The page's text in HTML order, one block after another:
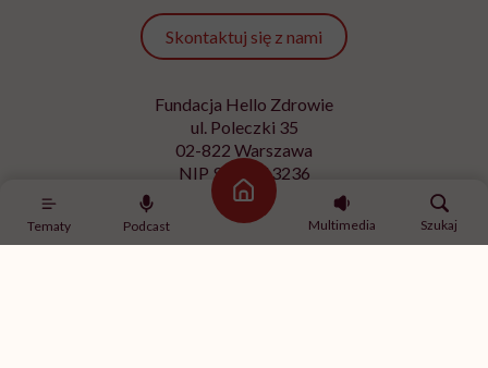
Tematy Podcast
Strona główna
Multimedia
Szukaj
Skontaktuj się z nami
Fundacja Hello Zdrowie
ul. Poleczki 35
02-822 Warszawa
NIP 9512613236
Kontakt z redakcją
redakcja@hellozdrowie.pl